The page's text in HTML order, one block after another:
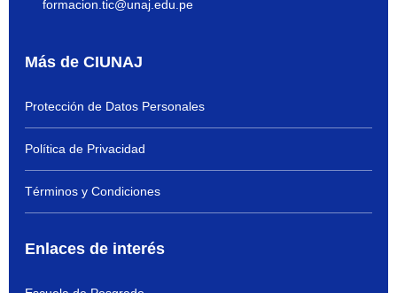
formacion.tic@unaj.edu.pe
Más de CIUNAJ
Protección de Datos Personales
Política de Privacidad
Términos y Condiciones
Enlaces de interés